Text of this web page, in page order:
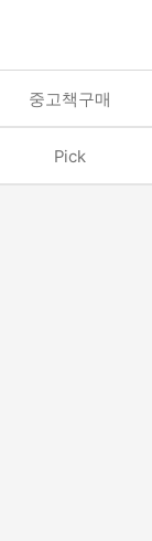
중고책구매
Pick